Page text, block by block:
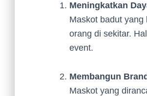
Meningkatkan
Maskot badut
orang di sekitar.
event.
Membangun
Maskot yang